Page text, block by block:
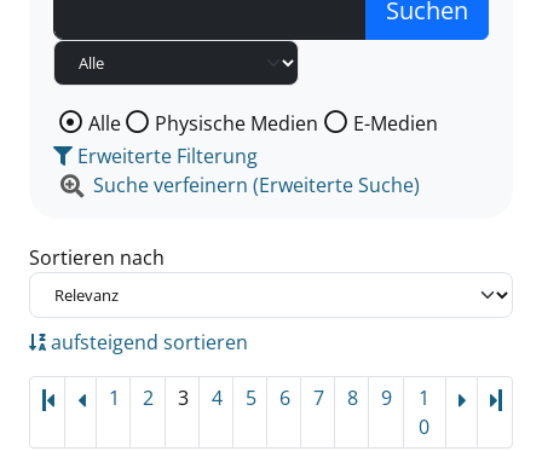
Wählen Sie die Medienart nach der Sie suchen wollen.
Alle Physische Medien
E-Medien
Erweiterte Filterung
Suche verfeinern (Erweiterte Suche)
Sortieren nach
aufsteigend sortieren
1 2 3 4 5 6 7 8 9
1
0